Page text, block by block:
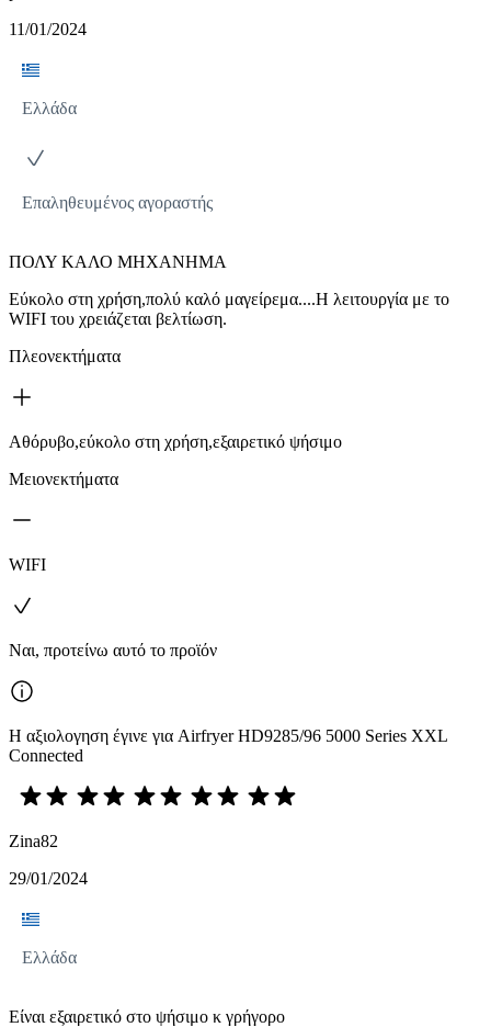
11/01/2024
Ελλάδα
Επαληθευμένος αγοραστής
ΠΟΛΥ ΚΑΛΟ ΜΗΧΑΝΗΜΑ
Εύκολο στη χρήση,πολύ καλό μαγείρεμα....Η λειτουργία με το
WIFI του χρειάζεται βελτίωση.
Πλεονεκτήματα
Αθόρυβο,εύκολο στη χρήση,εξαιρετικό ψήσιμο
Μειονεκτήματα
WIFI
Ναι, προτείνω αυτό το προϊόν
Η αξιολογηση έγινε για Airfryer HD9285/96 5000 Series XXL
Connected
Zina82
29/01/2024
Ελλάδα
Είναι εξαιρετικό στο ψήσιμο κ γρήγορο